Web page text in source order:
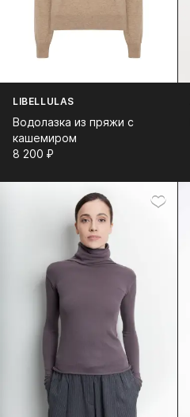
LIBELLULAS
Водолазка из пряжи с
кашемиром
8 200⁠ ⁠₽